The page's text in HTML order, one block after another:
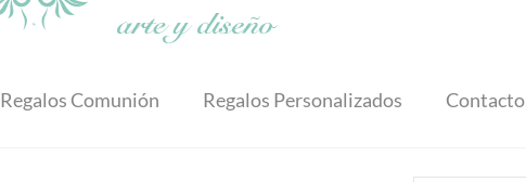
Regalos Comunión Regalos Personalizados Contacto